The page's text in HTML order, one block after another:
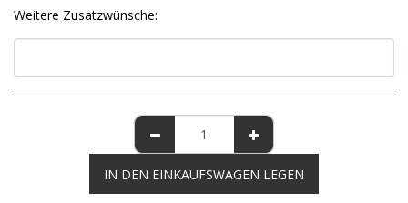
Weitere Zusatzwünsche:
IN DEN EINKAUFSWAGEN LEGEN